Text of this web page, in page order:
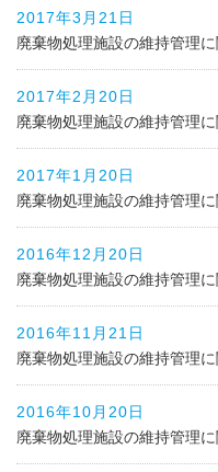
2017年3月21日
廃棄物処理施設の維持管理
2017年2月20日
廃棄物処理施設の維持管理
2017年1月20日
廃棄物処理施設の維持管理
2016年12月20日
廃棄物処理施設の維持管理
2016年11月21日
廃棄物処理施設の維持管理
2016年10月20日
廃棄物処理施設の維持管理